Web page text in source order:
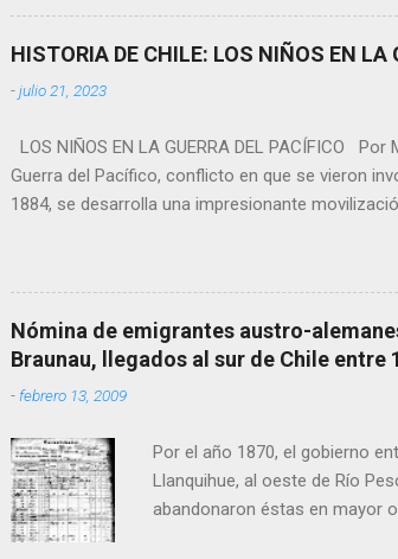
están con los allegados de Roy durante este
cadena A&E. Después de sufrir el ataque al
se lanzó en enero del 2012 y está en planes de
HISTORIA DE CHILE: LOS NIÑOS EN LA
-julio 21, 2023
LOS NIÑOS EN LA GUERRA DEL PACÍFICO
Guerra del Pacífico, conflicto en que se vieron
1884, se desarrolla una impresionante
movilización, lo hizo la Guardia Nacional; aquí
clases sociales y de todos los rincones de
presente artículo, es necesario tener presente la
Ordenanza General del Ejército que decía en su
niños, lo que a continuación reproducimos:
muchachos que no bajen de diez años; pero
Nómina de emigrantes austro-
Braunau, llegados al sur de Chile entre
- febrero 13, 2009
Por el año 1870, el gobierno
Llanquihue, al oeste de Río
abandonaron éstas en mayor